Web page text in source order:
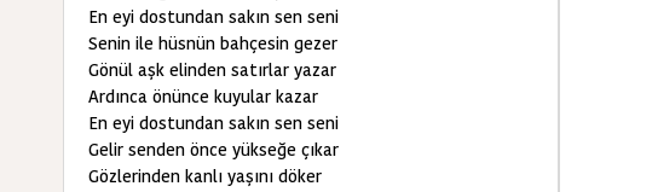
En eyi dostundan sakın sen seni
Senin ile hüsnün bahçesin gezer
Gönül aşk elinden satırlar yazar
Ardınca önünce kuyular kazar
En eyi dostundan sakın sen seni
Gelir senden önce yükseğe çıkar
Gözlerinden kanlı yaşını döker